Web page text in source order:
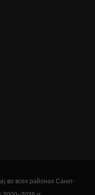
во всех районах Санкт-